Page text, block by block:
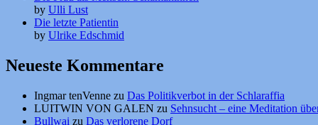
by Ulli Lust
Die letzte Patientin
by Ulrike Edschmid
Neueste Kommentare
Ingmar tenVenne zu Das Politikverbot in der Schlaraffia
LUITWIN VON GALEN zu Sehnsucht – eine Meditation
Bullwai zu Das verlorene Dorf